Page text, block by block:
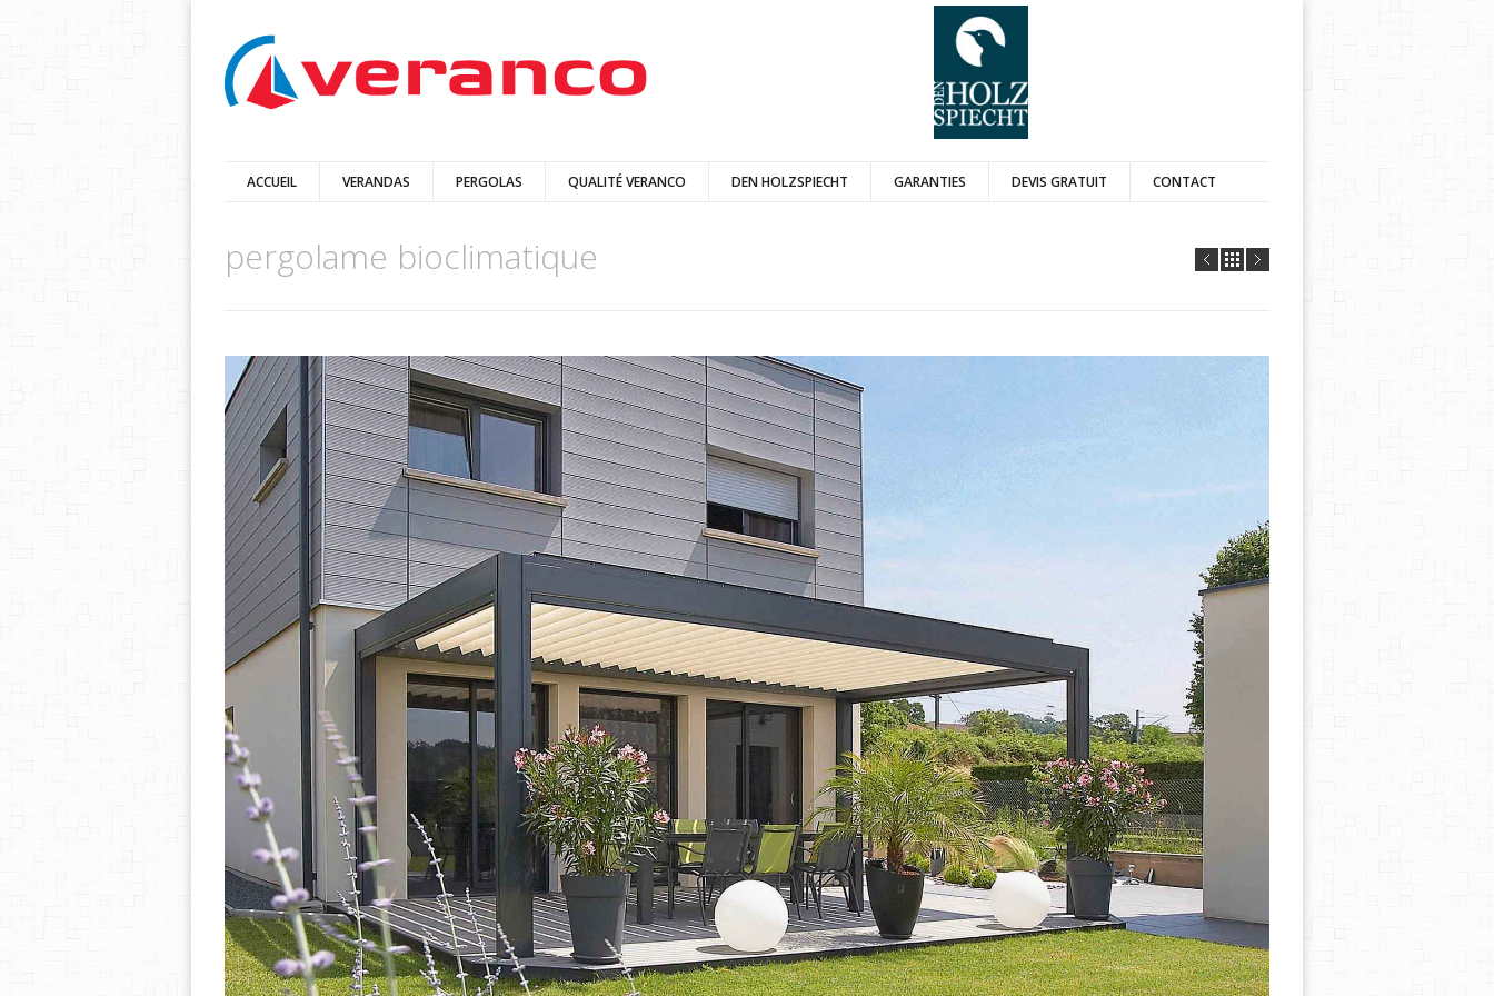
ACCUEIL VERANDAS PERGOLAS QUALITÉ VERANCO DEN HOLZSPIECHT GARANTIES DEVIS GRATUIT CONTACT
pergolame bioclimatique